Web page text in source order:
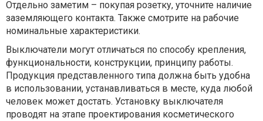
Отдельно заметим – покупая розетку, уточните наличие
заземляющего контакта. Также смотрите на рабочие
номинальные характеристики.
Выключатели могут отличаться по способу крепления,
функциональности, конструкции, принципу работы.
Продукция представленного типа должна быть удобна
в использовании, устанавливаться в месте, куда любой
человек может достать. Установку выключателя
проводят на этапе проектирования косметического